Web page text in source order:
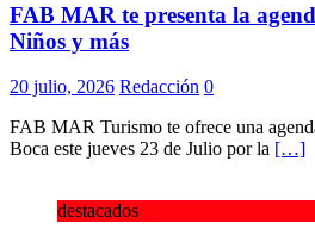
FAB MAR te presenta la
Niños y más
20 julio, 2026 Redacción 0
FAB MAR Turismo te ofrece una
Boca este jueves 23 de Julio por la […]
destacados